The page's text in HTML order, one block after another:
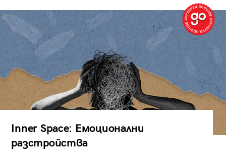
Inner Space: Емоционални
разстройства